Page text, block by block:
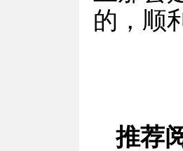
的，顺
推荐